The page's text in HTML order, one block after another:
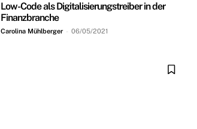
Low-Code als Digitalisierungstreiber in der
Finanzbranche
Carolina Mühlberger - 06/05/2021